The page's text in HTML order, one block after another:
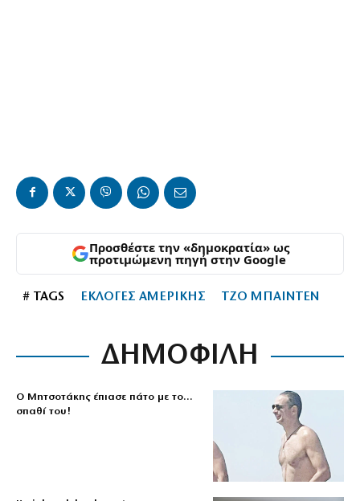
Προσθέστε την «δημοκρατία» ως
προτιμώμενη πηγή στην Google
# TAGS ΕΚΛΟΓΕΣ ΑΜΕΡΙΚΗΣ ΤΖΟ ΜΠΑΙΝΤΕΝ
ΔΗΜΟΦΙΛΗ
Ο Μητσοτάκης έπιασε πάτο με το…
σπαθί του!